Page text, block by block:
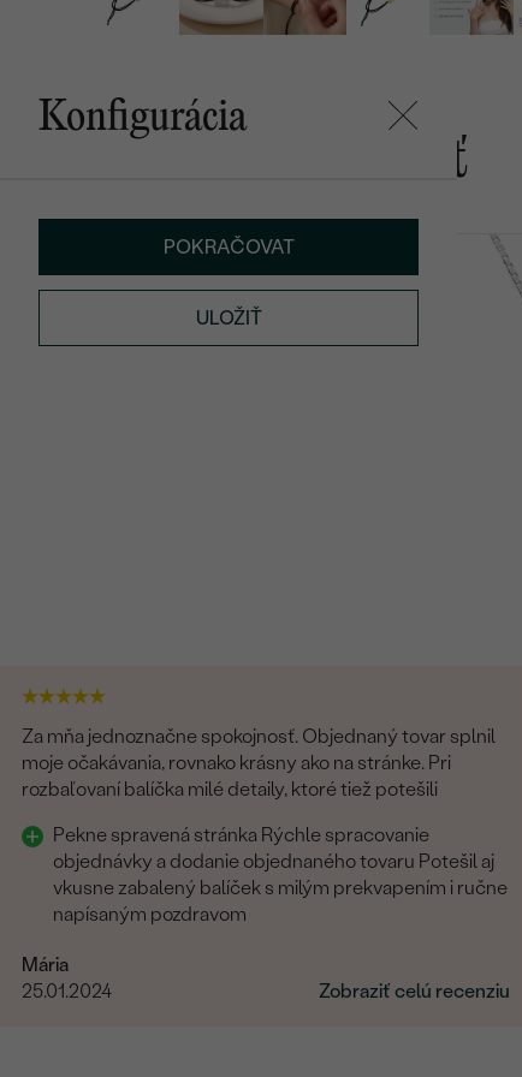
Konfigurácia
POKRAČOVAT
ULOŽIŤ
Mohlo by sa vám páčiť
od € 519
Malý princ
Za mňa jednoznačne spokojnosť. Objednaný tovar splnil
moje očakávania, rovnako krásny ako na stránke. Pri
rozbaľovaní balíčka milé detaily, ktoré tiež potešili
Pekne spravená stránka Rýchle spracovanie
objednávky a dodanie objednaného tovaru Potešil aj
vkusne zabalený balíček s milým prekvapením i ručne
napísaným pozdravom
Mária
25.01.2024
Zobraziť celú recenziu